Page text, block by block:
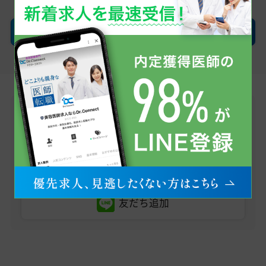
確認画面へ
LINEで無料転職相談
医師求人情報のお問い合わせから、転職への不安・
疑問点まで、お気軽にご相談ください。
まずはお友だち登録から！
友だち追加